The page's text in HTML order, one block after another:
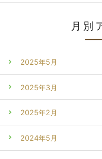
月別
2025年5月
2025年3月
2025年2月
2024年5月